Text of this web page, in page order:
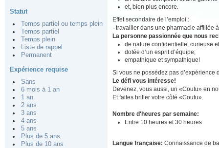
Statut
Temps partiel ou temps plein
Temps partiel
Temps plein
Liste de rappel
Permanent
Expérience requise
Sans
6 mois à 1 an
1 an
2 ans
3 ans
4 ans
5 ans
Plus de 5 ans
Plus de 10 ans
et, bien plus encore.
Effet secondaire de l’emploi :
· travailler dans une pharmacie affiliée
La personne passionnée que nous
de nature confidentielle, curieuse
dotée d’un esprit d’équipe;
empathique et sympathique!
Si vous ne possédez pas
Le défi vous intéresse!
Devenez, vous aussi, un «Coutu» en
Et faites briller votre côté «Coutu».
Nombre d'heures par semaine:
Entre 10 heures et 30 heures
Langue française: Connaissance de